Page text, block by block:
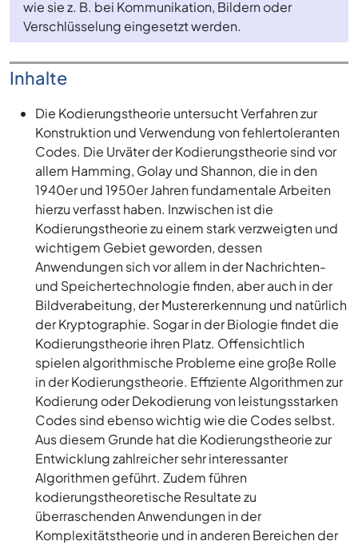
wie sie z. B. bei Kommunikation, Bildern oder
Verschlüsselung eingesetzt werden.
Inhalte
Die Kodierungstheorie untersucht Verfahren zur
Konstruktion und Verwendung von fehlertoleranten
Codes. Die Urväter der Kodierungstheorie sind vor
allem Hamming, Golay und Shannon, die in den
1940er und 1950er Jahren fundamentale Arbeiten
hierzu verfasst haben. Inzwischen ist die
Kodierungstheorie zu einem stark verzweigten und
wichtigem Gebiet geworden, dessen
Anwendungen sich vor allem in der Nachrichten-
und Speichertechnologie finden, aber auch in der
Bildverabeitung, der Mustererkennung und natürlich
der Kryptographie. Sogar in der Biologie findet die
Kodierungstheorie ihren Platz. Offensichtlich
spielen algorithmische Probleme eine große Rolle
in der Kodierungstheorie. Effiziente Algorithmen zur
Kodierung oder Dekodierung von leistungsstarken
Codes sind ebenso wichtig wie die Codes selbst.
Aus diesem Grunde hat die Kodierungstheorie zur
Entwicklung zahlreicher sehr interessanter
Algorithmen geführt. Zudem führen
kodierungstheoretische Resultate zu
überraschenden Anwendungen in der
Komplexitätstheorie und in anderen Bereichen der